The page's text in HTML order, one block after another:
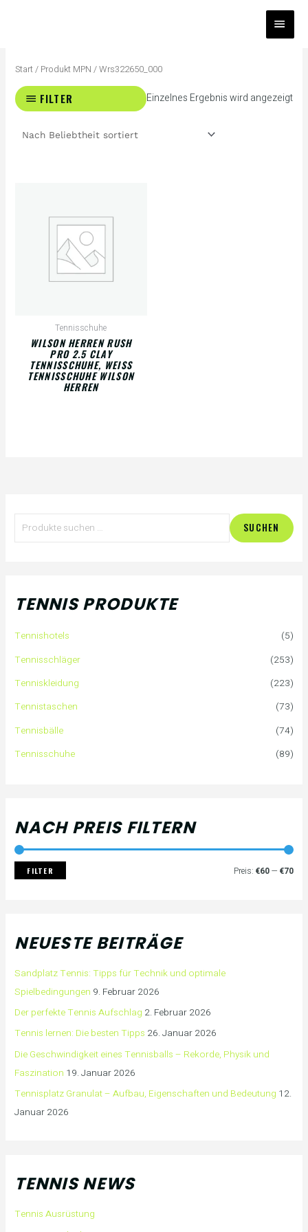
Start/ Produkt MPN / Wrs322650_000
FILTER Einzelnes Ergebnis wird angezeigt
Tennisschuhe
WILSON HERREN RUSH
PRO 2.5 CLAY
TENNISSCHUHE, WEISS T
ENNISSCHUHE WILSON H
ERREN
n
a
c
h
SUCHEN
TENNIS PRODUKTE
Tennishotels
(5)
Tennisschläger
(253)
Tenniskleidung
(223)
Tennistaschen
(73)
Tennisbälle
(74)
Tennisschuhe
(89)
NACH PREIS FILTERN
i
e
i
s
a
e
i
s
FILTER Preis: €60— €70
NEUESTE BEITRÄGE
Sandplatz Tennis: Tipps für Technik und optimale
Spielbedingungen 9. Februar 2026
Der perfekte Tennis Aufschlag 2. Februar 2026
Tennis lernen: Die besten Tipps 26. Januar 2026
Die Geschwindigkeit eines Tennisballs – Rekorde, Physik und
Faszination 19. Januar 2026
Tennisplatz Granulat – Aufbau, Eigenschaften und Bedeutung 12.
Januar 2026
TENNIS NEWS
Tennis Ausrüstung